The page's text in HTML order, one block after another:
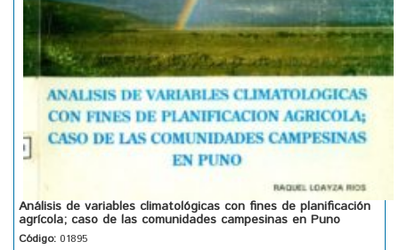
Análisis de variables climatológicas con fines de planificación
agrícola; caso de las comunidades campesinas en Puno
Código: 01895